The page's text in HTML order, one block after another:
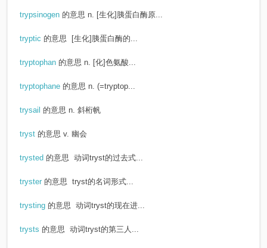
trypsinogen 的意思 n. [生化]胰蛋白酶原...
tryptic 的意思 [生化]胰蛋白酶的...
tryptophan 的意思 n. [化]色氨酸...
tryptophane 的意思 n. (=tryptop...
trysail 的意思 n. 斜桁帆
tryst 的意思 v. 幽会
trysted 的意思 动词tryst的过去式...
tryster 的意思 tryst的名词形式...
trysting 的意思 动词tryst的现在进...
trysts 的意思 动词tryst的第三人...